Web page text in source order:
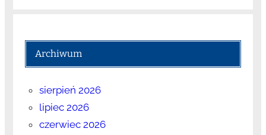
Archiwum
sierpień 2026
lipiec 2026
czerwiec 2026